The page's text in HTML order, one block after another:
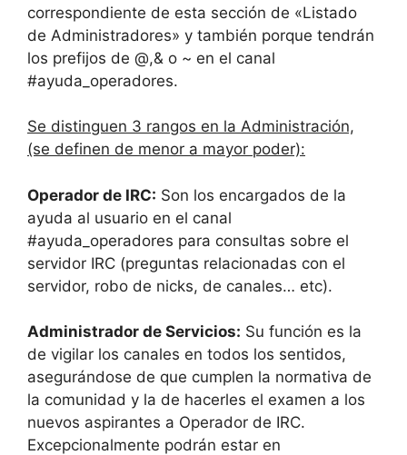
correspondiente de esta sección de «Listado
de Administradores» y también porque tendrán
los prefijos de @,& o ~ en el canal
#ayuda_operadores.
Se distinguen 3 rangos en la Administración,
(se definen de menor a mayor poder):
Operador de IRC: Son los encargados de la
ayuda al usuario en el canal
#ayuda_operadores para consultas sobre el
servidor IRC (preguntas relacionadas con el
servidor, robo de nicks, de canales… etc).
Administrador de Servicios: Su función es la
de vigilar los canales en todos los sentidos,
asegurándose de que cumplen la normativa de
la comunidad y la de hacerles el examen a los
nuevos aspirantes a Operador de IRC.
Excepcionalmente podrán estar en